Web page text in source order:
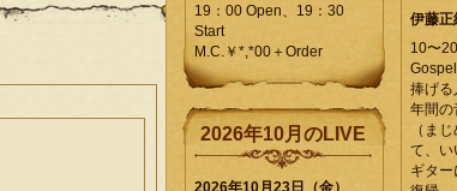
19：00 Open、19：30
Start
M.C.￥*,*00＋Order
2026年10月のLIVE
2026年10月23日（金）
伊藤正
10〜
捧げる
年間の
（ま
て、い
ギタ